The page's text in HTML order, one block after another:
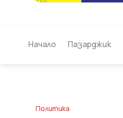
Начало Пазарджик
Политика